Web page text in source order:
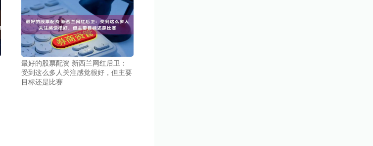
最好的股票配资 新西兰网红后卫：
受到这么多人关注感觉很好，但主要
目标还是比赛